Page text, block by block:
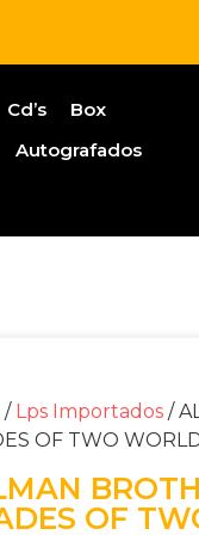
Cd’s
Box
Autografados
/ Lps Importados/
OF TWO
OF